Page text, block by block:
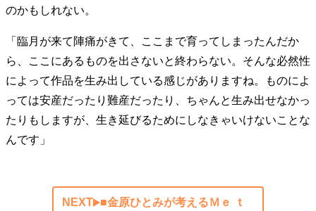
のかもしれない。
「臨月が来て陣痛がきて、ここまで育ってしまったんだか
ら、ここにあるものを出さないと終わらない。そんな必然性
によって作品を生み出している感じがありますね。ものによ
っては安産だったり難産だったり、ちゃんと生み出せなかっ
たりもしますが、生き延びるためにしなきゃいけないことな
んです」
NEXT
■金原ひとみが考えるＭｅ ｔ